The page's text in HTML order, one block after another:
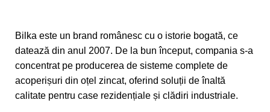
Bilka este un brand românesc cu o istorie bogată, ce
datează din anul 2007. De la bun început, compania s-a
concentrat pe producerea de sisteme complete de
acoperișuri din oțel zincat, oferind soluții de înaltă
calitate pentru case rezidențiale și clădiri industriale.